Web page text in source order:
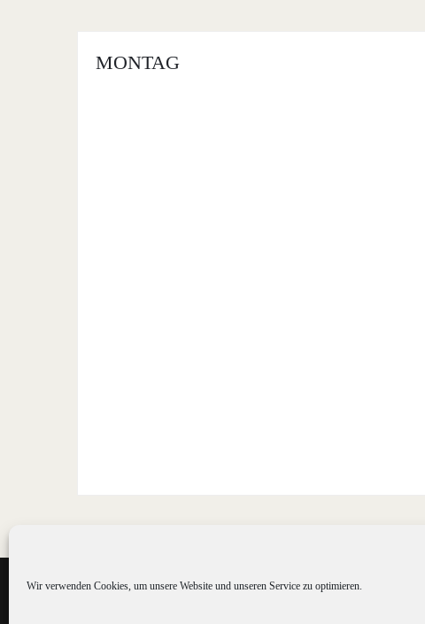
Wir verwenden Cookies, um unsere Website und unseren Service zu optimieren.
MONTAG